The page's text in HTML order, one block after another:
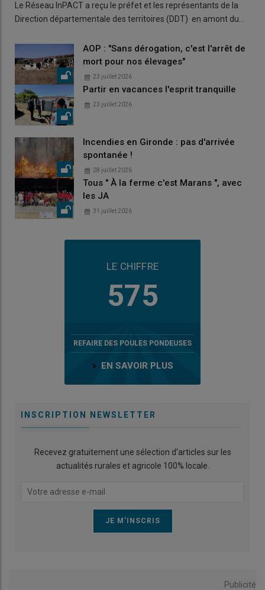
Le Réseau InPACT a reçu le préfet et les représentants de la
Direction départementale des territoires (DDT) en amont du…
AOP : "Sans dérogation, c'est l'arrêt de
mort pour nos élevages"
23 juillet 2026
Partir en vacances l'esprit tranquille
23 juillet 2026
Incendies en Gironde : pas d'arrivée
spontanée !
28 juillet 2026
Tous " À la ferme c'est Marans ", avec
les JA
31 juillet 2026
LE CHIFFRE
575
REFAIRE DES POULES PONDEUSES
EN SAVOIR PLUS
INSCRIPTION NEWSLETTER
Recevez gratuitement une sélection d’articles sur les
actualités rurales et agricole 100% locale.
Publicité